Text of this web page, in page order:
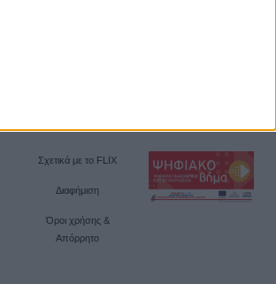
Σχετικά με το FLIX
Διαφήμιση
Όροι χρήσης &
Απόρρητο